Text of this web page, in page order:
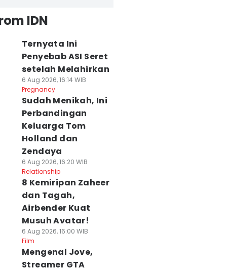
IDN
Ternyata Ini
Penyebab ASI Seret
setelah Melahirkan
6 Aug 2026, 16:14 WIB
Pregnancy
Sudah Menikah, Ini
Perbandingan
Keluarga Tom
Holland dan
Zendaya
6 Aug 2026, 16:20 WIB
Relationship
8 Kemiripan Zaheer
dan Tagah,
Airbender Kuat
Musuh Avatar!
6 Aug 2026, 16:00 WIB
Film
Mengenal Jove,
Streamer GTA